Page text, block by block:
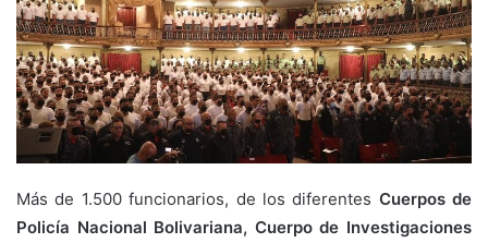
Más de 1.500 funcionarios, de los diferentes Cuerpos de
Policía Nacional Bolivariana, Cuerpo de Investigaciones